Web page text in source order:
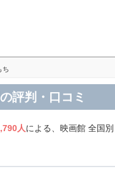
ち
評判・口コミ
人による、映画館 全国